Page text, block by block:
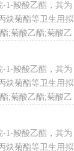
-1-羧酸乙酯，其为
炔菊酯等卫生用拟
;菊酸乙酯;菊酸乙
酸乙酯;
-1-羧酸乙酯，其为
炔菊酯等卫生用拟
;菊酸乙酯;菊酸乙
酸乙酯;
-1-羧酸乙酯，其为
炔菊酯等卫生用拟